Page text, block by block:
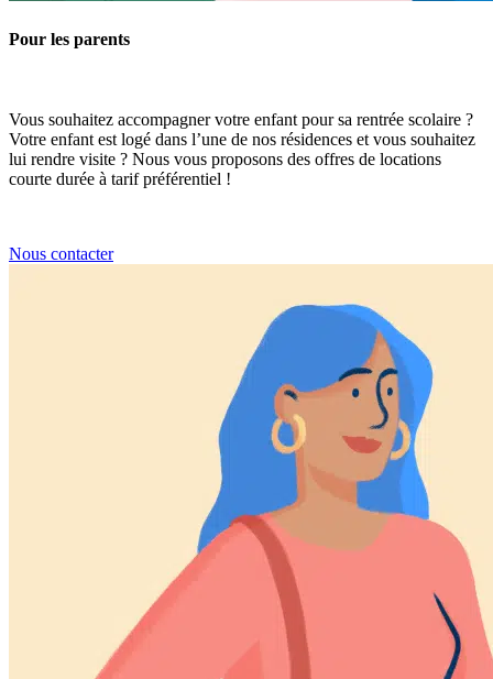
Pour les parents
Vous souhaitez accompagner votre enfant pour sa rentrée scolaire ?
Votre enfant est logé dans l’une de nos résidences et vous souhaitez
lui rendre visite ? Nous vous proposons des offres de locations
courte durée à tarif préférentiel !
Nous contacter